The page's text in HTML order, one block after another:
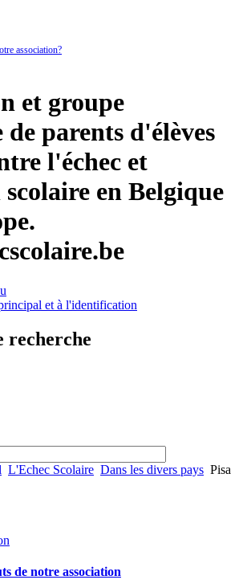
association?
et groupe
parents d'élèves
l'échec et
en Belgique
et à l'identification
recherche
L'Echec Scolaire Dans les divers pays Pisa
de notre association